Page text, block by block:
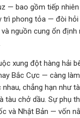
— bao gồm tiếp
trì phong tỏa — đòi
nguồn cung ổn định
xung đột hàng hải
Bắc Cực — càng
chẳng hạn như
tàu chở dầu. Sự phụ
và Nhật Bản — vốn